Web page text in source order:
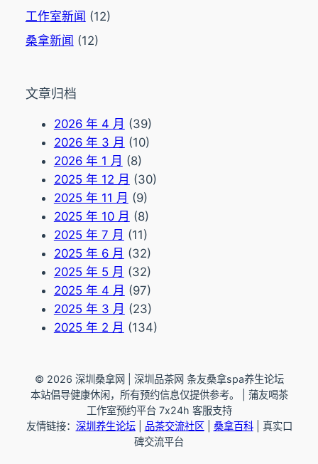
工作室新闻 (12)
桑拿新闻 (12)
文章归档
2026 年 4 月 (39)
2026 年 3 月 (10)
2026 年 1 月 (8)
2025 年 12 月 (30)
2025 年 11 月 (9)
2025 年 10 月 (8)
2025 年 7 月 (11)
2025 年 6 月 (32)
2025 年 5 月 (32)
2025 年 4 月 (97)
2025 年 3 月 (23)
2025 年 2 月 (134)
© 2026 深圳桑拿网 | 深圳品茶网 条友桑拿spa养生论坛
本站倡导健康休闲，所有预约信息仅提供参考。 | 蒲友喝茶
工作室预约平台 7x24h 客服支持
友情链接： 深圳养生论坛| 品茶交流社区| 桑拿百科| 真实口
碑交流平台